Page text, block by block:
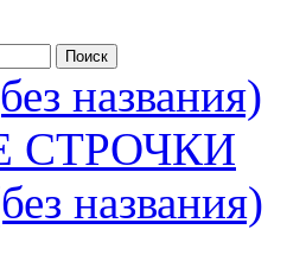
названия)
СТРОЧКИ
названия)